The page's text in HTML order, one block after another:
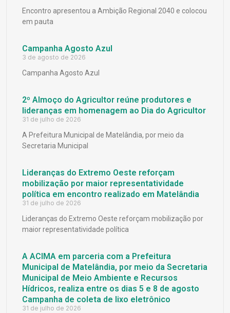
Encontro apresentou a Ambição Regional 2040 e colocou
em pauta
Campanha Agosto Azul
3 de agosto de 2026
Campanha Agosto Azul
2º Almoço do Agricultor reúne produtores e
lideranças em homenagem ao Dia do Agricultor
31 de julho de 2026
A Prefeitura Municipal de Matelândia, por meio da
Secretaria Municipal
Lideranças do Extremo Oeste reforçam
mobilização por maior representatividade
política em encontro realizado em Matelândia
31 de julho de 2026
Lideranças do Extremo Oeste reforçam mobilização por
maior representatividade política
A ACIMA em parceria com a Prefeitura
Municipal de Matelândia, por meio da Secretaria
Municipal de Meio Ambiente e Recursos
Hídricos, realiza entre os dias 5 e 8 de agosto
Campanha de coleta de lixo eletrônico
31 de julho de 2026